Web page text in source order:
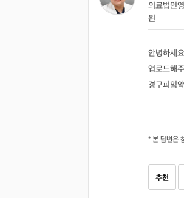
의료법인
원
안녕하세
업로드해
경구피임
* 본 답변은
추천